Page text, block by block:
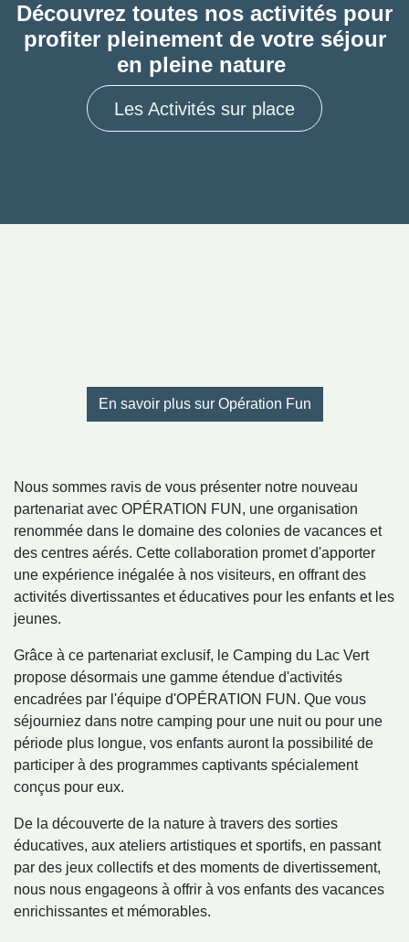
Découvrez toutes nos activités pour
profiter pleinement de votre séjour
en pleine nature
Les Activités sur place
En savoir plus sur Opération Fun
Nous sommes ravis de vous présenter notre nouveau
partenariat avec OPÉRATION FUN, une organisation
renommée dans le domaine des colonies de vacances et
des centres aérés. Cette collaboration promet d'apporter
une expérience inégalée à nos visiteurs, en offrant des
activités divertissantes et éducatives pour les enfants et les
jeunes.
Grâce à ce partenariat exclusif, le Camping du Lac Vert
propose désormais une gamme étendue d'activités
encadrées par l'équipe d'OPÉRATION FUN. Que vous
séjourniez dans notre camping pour une nuit ou pour une
période plus longue, vos enfants auront la possibilité de
participer à des programmes captivants spécialement
conçus pour eux.
De la découverte de la nature à travers des sorties
éducatives, aux ateliers artistiques et sportifs, en passant
par des jeux collectifs et des moments de divertissement,
nous nous engageons à offrir à vos enfants des vacances
enrichissantes et mémorables.